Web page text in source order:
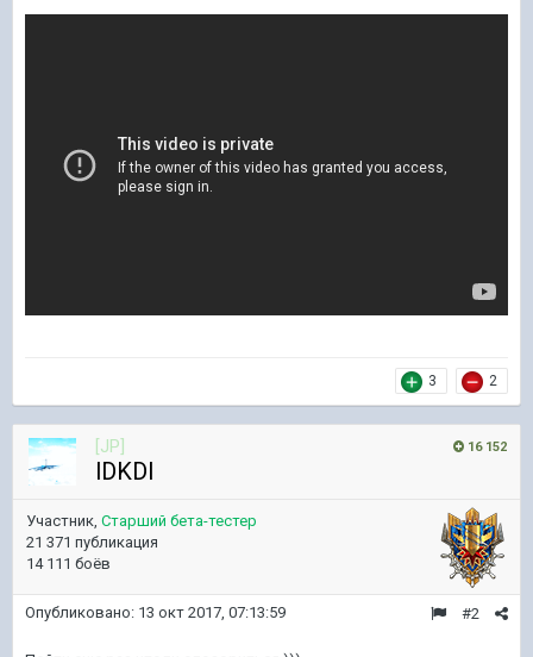
3 2
16 152
[JP]
lDKDl
Участник, Старший бета-тестер
21 371 публикация
14 111 боёв
#2
Опубликовано: 13 окт 2017, 07:13:59